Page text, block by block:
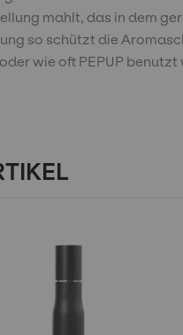
mahlt, das in dem
so schützt die
wie oft PEPUP